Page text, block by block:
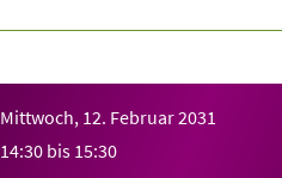
Mittwoch, 12. Februar 2031
14:30 bis 15:30